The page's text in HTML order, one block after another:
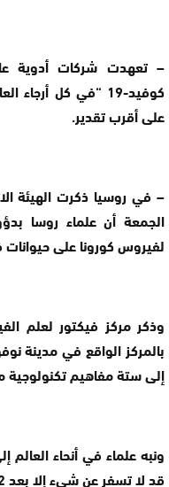
– تعهدت شركات أدوية
على أقرب تقدير.
– في روسيا ذكرت الهيئة
الجمعة أن علماء روسا
لفيروس كورونا على
وذكر مركز فيكتور لعلم
بالمركز الواقع في مدينة
إلى ستة مفاهيم تكنولوجية
ونبه علماء في أنحاء
قد لا تسفر عن شيء إلا بعد 12 إلى 18 شهرا.